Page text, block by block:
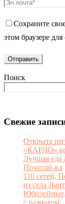
Сохраните
этом браузере
Поиск
Свежие
Открыта
«КАРДО»
Лучшая еда
Почитай-ка
110 сетей,
из села
с размахом